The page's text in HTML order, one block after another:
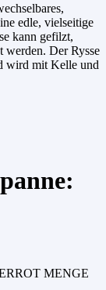
edle, vielseitige
kann gefilzt,
werden. Der Rysse
wird mit Kelle und
MENGE